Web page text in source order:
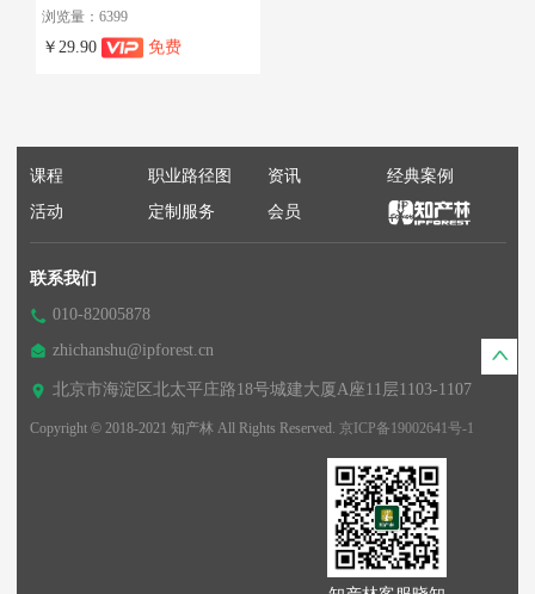
浏览量：6399
￥29.90 免费
课程 职业路径图 资讯
经典案例
活动
定制服务 会员
联系我们
010-82005878
zhichanshu@ipforest.cn
北京市海淀区北太平庄路18号城建大厦A座11层1103-1107
Copyright © 2018-2021 知产林 All Rights Reserved. 京ICP备19002641号-1